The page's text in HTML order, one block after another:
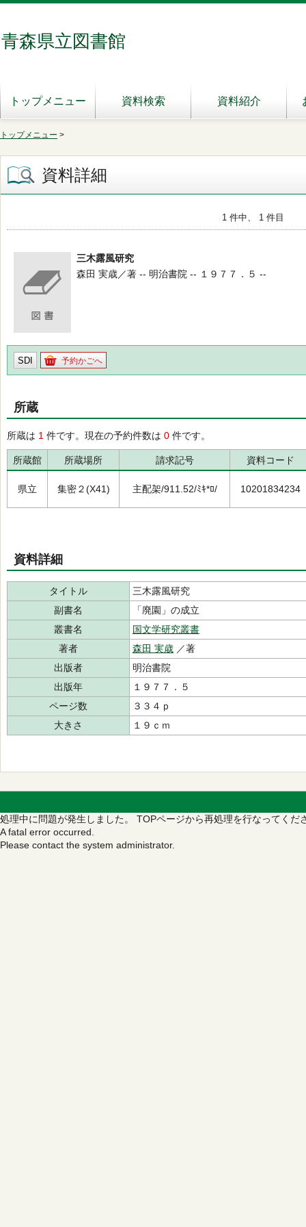
青森県立図書館
トップメニュー 資料検索 資料紹介
トップメニュー >
資料詳細
1 件中、 1 件目
三木露風研究
森田 実歳／著 -- 明治書院 -- １９７７．５ --
SDI 予約かごへ
所蔵
所蔵は 1 件です。現在の予約件数は 0 件です。
所蔵館 所蔵場所 請求記号 資料コード
県立 集密２(X41) 主配架/911.52/ﾐｷ*ﾛ/ 10201834234
資料詳細
タイトル
三木露風研究
副書名
「廃園」の成立
叢書名
国文学研究叢書
著者
森田 実歳 ／著
出版者
明治書院
出版年
１９７７．５
ページ数
３３４ｐ
大きさ
１９ｃｍ
処理中に問題が発生しました。 TOPページから再処理を行なってくだ
A fatal error occurred.
Please contact the system administrator.